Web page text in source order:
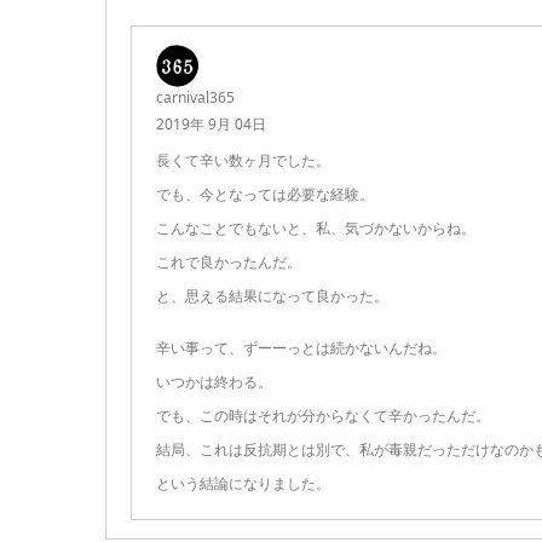
carnival365
2019年 9月 04日
長くて辛い数ヶ月でした。
でも、今となっては必要な経験。
こんなことでもないと、私、気づかないからね。
これで良かったんだ。
と、思える結果になって良かった。
辛い事って、ずーーっとは続かないんだね。
いつかは終わる。
でも、この時はそれが分からなくて辛かったんだ。
結局、これは反抗期とは別で、私が毒親だっただけなのか
という結論になりました。